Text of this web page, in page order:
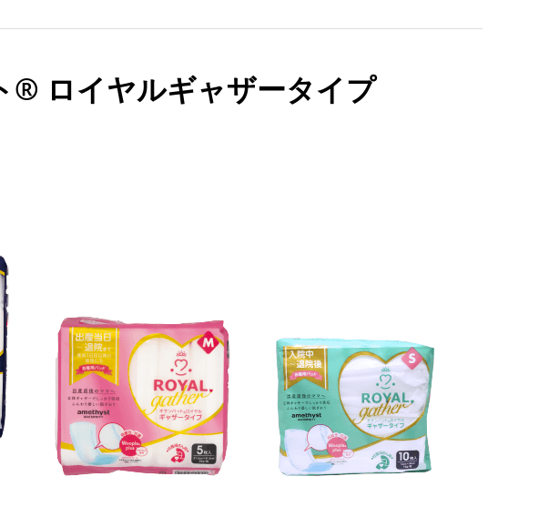
® ロイヤルギャザータイプ